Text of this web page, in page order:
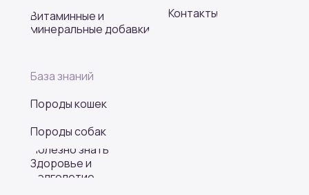
База знаний
Контакты
Витаминные и
минеральные добавки
Породы кошек
Породы собак
Полезно знать
Здоровье и
долголетие